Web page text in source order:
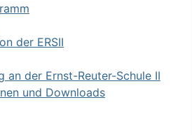
der ERSII
an der Ernst-Reuter-Schule II
und Downloads